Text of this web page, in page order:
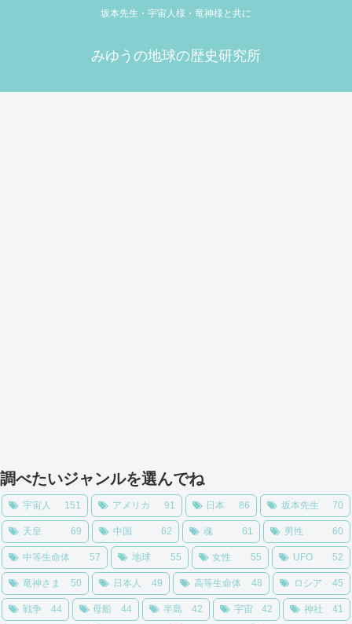
坂本先生・宇宙人様・竜神様と共に
みゆうの地球の歴史研究所
調べたいジャンルを選んでね
宇宙人 151 アメリカ 91 日本 86 坂本先生 70
天皇 69 中国 62 魂 61 男性 60
中等生命体 57 地球 55 女性 55 UFO 52
竜神さま 50 日本人 49 高等生命体 48 ロシア 45
戦争 44 母船 44 半島 42 宇宙 42 神社 41